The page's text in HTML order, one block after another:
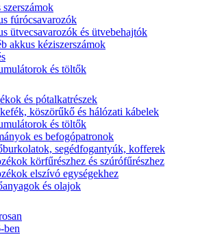
fúrócsavarozók
ütvecsavarozók és ütvebehajtók
akkus kéziszerszámok
és töltők
és pótalkatrészek
köszörűkő és hálózati kábelek
és töltők
es befogópatronok
segédfogantyúk, kofferek
körfűrészhez és szúrófűrészhez
elszívó egységekhez
és olajok
ben